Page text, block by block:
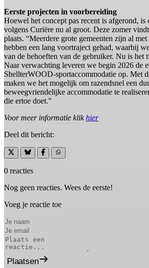
Eerste projecten in voorbereiding
Hoewel het concept pas recent is afgerond, is
volgens Curiëre nu al groot. Deze zomer
plaats. “Meerdere grote gemeenten zijn al
hebben een lang voortraject gehad, waarbij
van de behoeften van de gebruiker. Nu is het
Naar verwachting leveren we begin 2026 de
ShellterWOOD-sportaccommodatie op. Met
maken we het mogelijk om razendsnel een
beweegvriendelijke accommodatie te
die ertoe doet.”
Voor meer informatie klikhier
Deel dit bericht:
0 reacties
Nog geen reacties. Wees de eerste!
Voeg je reactie toe
Plaatsen